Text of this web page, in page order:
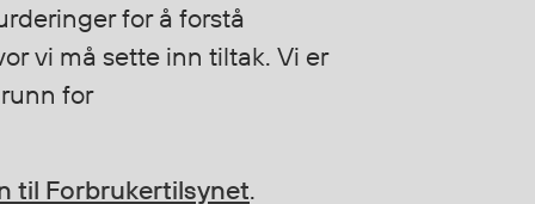
for å forstå
vi må sette inn tiltak. Vi er
for
til Forbrukertilsynet.